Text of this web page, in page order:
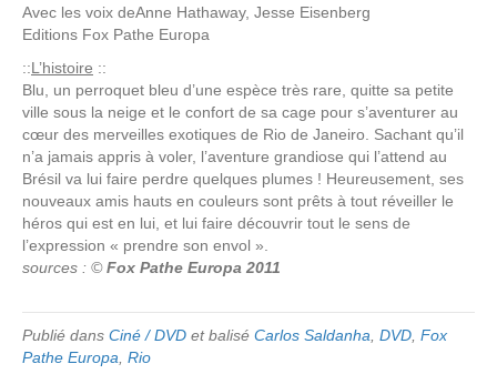
Avec les voix deAnne Hathaway, Jesse Eisenberg
Editions Fox Pathe Europa
::L’histoire ::
Blu, un perroquet bleu d’une espèce très rare, quitte sa petite
ville sous la neige et le confort de sa cage pour s’aventurer au
cœur des merveilles exotiques de Rio de Janeiro. Sachant qu’il
n’a jamais appris à voler, l’aventure grandiose qui l’attend au
Brésil va lui faire perdre quelques plumes ! Heureusement, ses
nouveaux amis hauts en couleurs sont prêts à tout réveiller le
héros qui est en lui, et lui faire découvrir tout le sens de
l’expression « prendre son envol ».
sources : ©Fox Pathe Europa 2011
Publié dans Ciné / DVD et balisé Carlos Saldanha DVD Fox
Pathe Europa Rio